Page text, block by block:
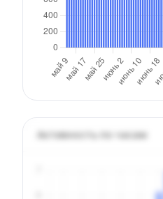
Активность по часам